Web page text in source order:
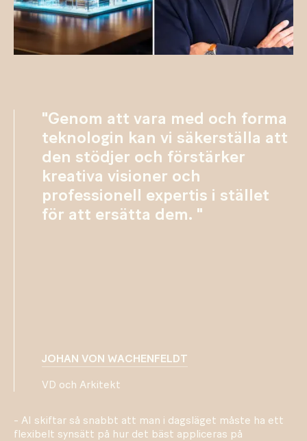
"Genom att vara med och forma
teknologin kan vi säkerställa att
den stödjer och förstärker
kreativa visioner och
professionell expertis i stället
för att ersätta dem. "
JOHAN VON WACHENFELDT
VD och Arkitekt
- AI skiftar så snabbt att man i dagsläget måste ha ett
flexibelt synsätt på hur det bäst appliceras på